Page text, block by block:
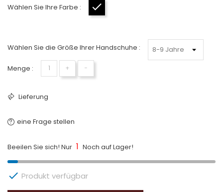
Wählen Sie Ihre Farbe :
Wählen Sie die Größe Ihrer Handschuhe :
Menge : + −
Lieferung
eine Frage stellen
Beeilen Sie sich! Nur 1 Noch auf Lager!
 Produkt verfügbar